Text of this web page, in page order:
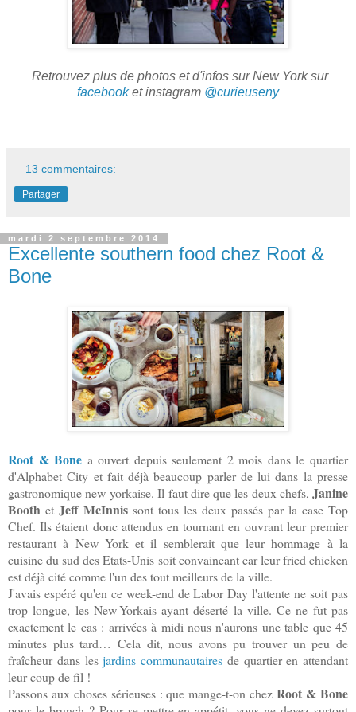
Retrouvez plus de photos et d'infos sur New York sur
facebooket instagram @curieuseny
13 commentaires:
Partager
mardi 2 septembre 2014
Excellente southern food chez Root &
Bone
Root & Bone a ouvert depuis seulement 2 mois dans le quartier
d'Alphabet City et fait déjà beaucoup parler de lui dans la presse
gastronomique new-yorkaise. Il faut dire que les deux chefs, Janine
Booth et Jeff McInnis sont tous les deux passés par la case Top
Chef. Ils étaient donc attendus en tournant en ouvrant leur premier
restaurant à New York et il semblerait que leur hommage à la
cuisine du sud des Etats-Unis soit convaincant car leur fried chicken
est déjà cité comme l'un des tout meilleurs de la ville.
J'avais espéré qu'en ce week-end de Labor Day l'attente ne soit pas
trop longue, les New-Yorkais ayant déserté la ville. Ce ne fut pas
exactement le cas : arrivées à midi nous n'aurons une table que 45
minutes plus tard… Cela dit, nous avons pu trouver un peu de
fraîcheur dans lesjardins communautaires de quartier en attendant
leur coup de fil !
Passons aux choses sérieuses : que mange-t-on chezRoot & Bone